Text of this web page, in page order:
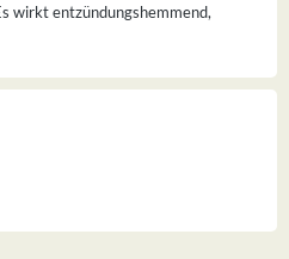
wirkt entzündungshemmend,